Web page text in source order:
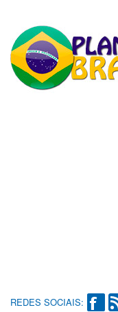
REDES SOCIAIS: